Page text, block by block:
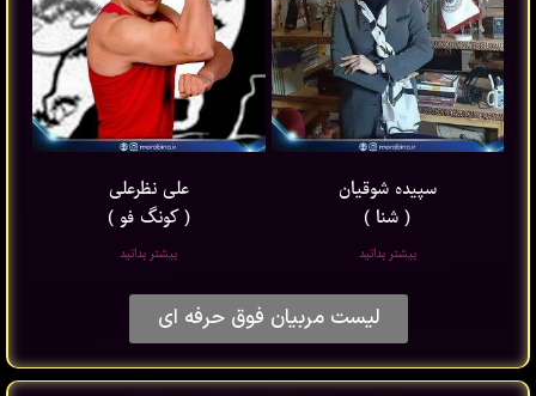
سپیده شوقیان
( شنا )
بیشتر بدانید
علی نظرعلی
( کونگ فو )
بیشتر بدانید
لیست مربیان فوق حرفه ای